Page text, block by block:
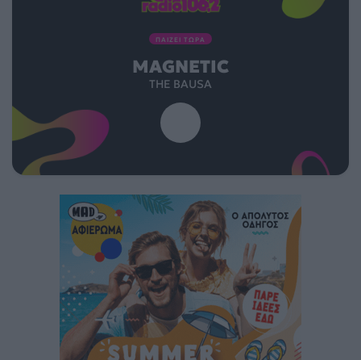
ΠΑΙΖΕΙ ΤΩΡΑ
MAGNETIC
THE BAUSA